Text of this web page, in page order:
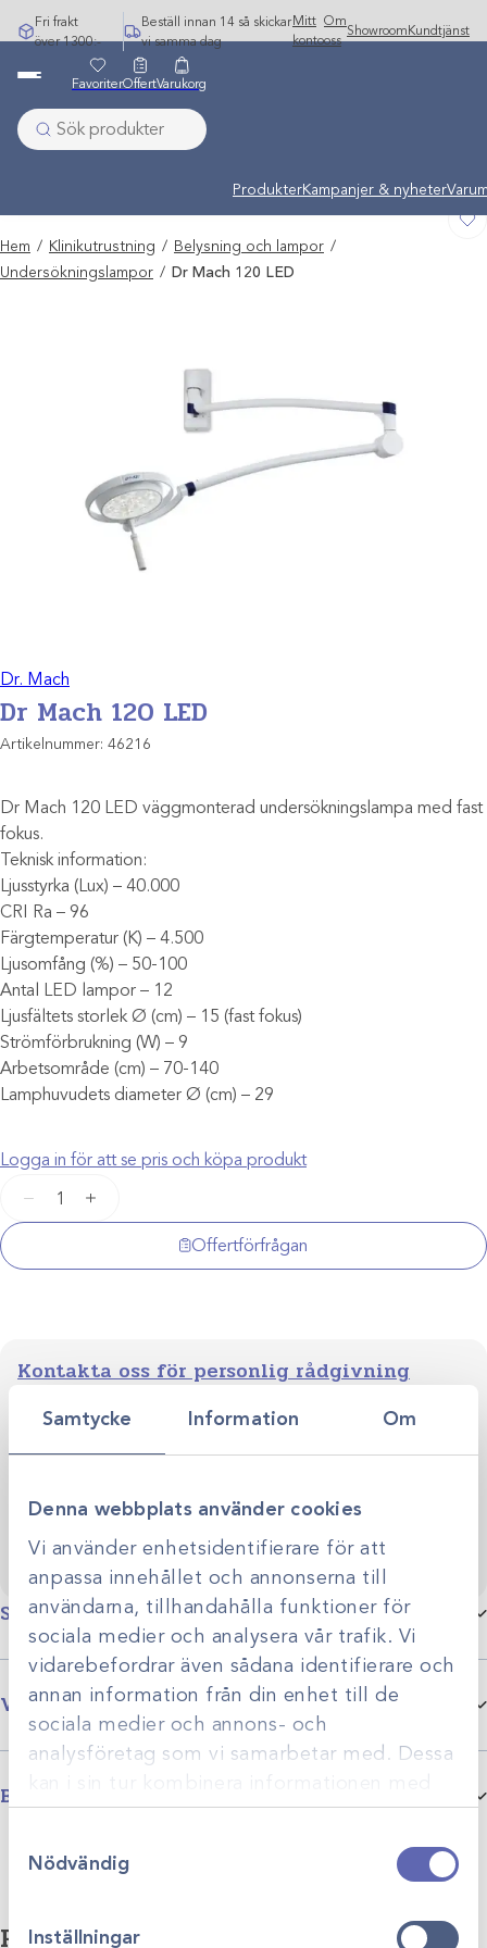
Samtycke Information Om
Denna webbplats använder cookies
Vi använder enhetsidentifierare för att
anpassa innehållet och annonserna till
användarna, tillhandahålla funktioner för
sociala medier och analysera vår trafik. Vi
vidarebefordrar även sådana identifierare och
annan information från din enhet till de
sociala medier och annons- och
analysföretag som vi samarbetar med. Dessa
kan i sin tur kombinera informationen med
annan information som du har tillhandahållit
eller som de har samlat in när du har använt
deras tjänster.
Nödvändig
Inställningar
Hoppa
till
Fri frakt
över 1300:-
Beställ innan 14 så skickar
vi samma dag
Mitt
konto
Om
oss
Showroom Kundtjänst
Undermeny stängd: Varumärken
ProdukterKampanjer & nyheter
FavoriterOffertVarukorg
Hem / Klinikutrustning / Belysning och lampor /
Undersökningslampor / Dr Mach 120 LED
Dr. Mach
Dr Mach 120 LED
Artikelnummer: 46216
Dr Mach 120 LED väggmonterad undersökningslampa med fast
fokus.
Teknisk information:
Ljusstyrka (Lux) – 40.000
CRI Ra – 96
Färgtemperatur (K) – 4.500
Ljusomfång (%) – 50-100
Antal LED lampor – 12
Ljusfältets storlek Ø (cm) – 15 (fast fokus)
Strömförbrukning (W) – 9
Arbetsområde (cm) – 70-140
Lamphuvudets diameter Ø (cm) – 29
Logga in för att se pris och köpa produkt
120
LED
+
Offertförfrågan
Specifikationer
Lampmodell/montering
Varumärke
Rätt belysning är avgörande i både undersökningsrum och
operationssalar. Därför erbjuder vi på Scandivet ett komplett
belysningssystem, med över 75 års erfarenhet.
Bilagor
Kontakta oss för personlig rådgivning
utveckling. Genom personlig rådgivning hjälper vi dig
Relaterade produkter